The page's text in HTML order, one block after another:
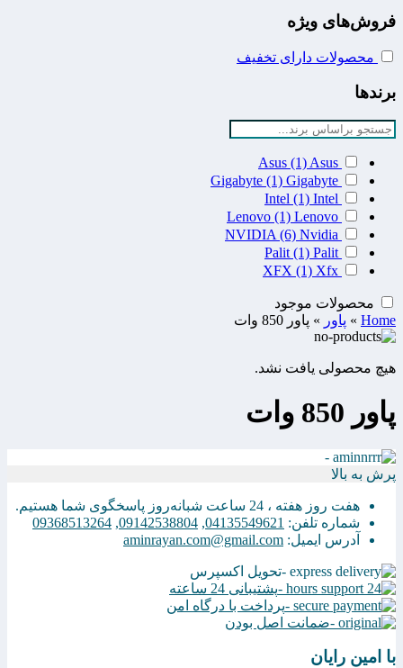
فروش‌های ویژه
محصولات دارای تخفیف
برندها
Asus (1) Asus
Gigabyte (1) Gigabyte
Intel (1) Intel
Lenovo (1) Lenovo
NVIDIA (6) Nvidia
Palit (1) Palit
XFX (1) Xfx
محصولات موجود
Home
» پاور » پاور 850 وات
هیچ محصولی یافت نشد.
پاور 850 وات
پرش به بالا
هفت روز هفته ، 24 ساعت شبانه‌روز پاسخگوی شما هستیم.
شماره تلفن: 04135549621
,
09142538804
,
09368513264
آدرس ایمیل: aminrayan.com@gmail.com
تحویل اکسپرس
پشتیبانی 24 ساعته
پرداخت با درگاه امن
ضمانت اصل بودن
با امین رایان